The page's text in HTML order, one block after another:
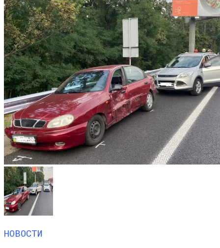
НОВОСТИ